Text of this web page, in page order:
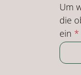
Um
die
ein *